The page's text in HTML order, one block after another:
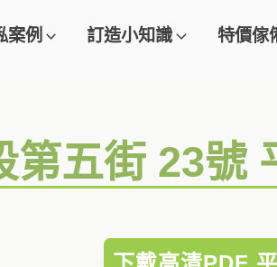
案例 訂造小知識 特價傢
第五街 23號